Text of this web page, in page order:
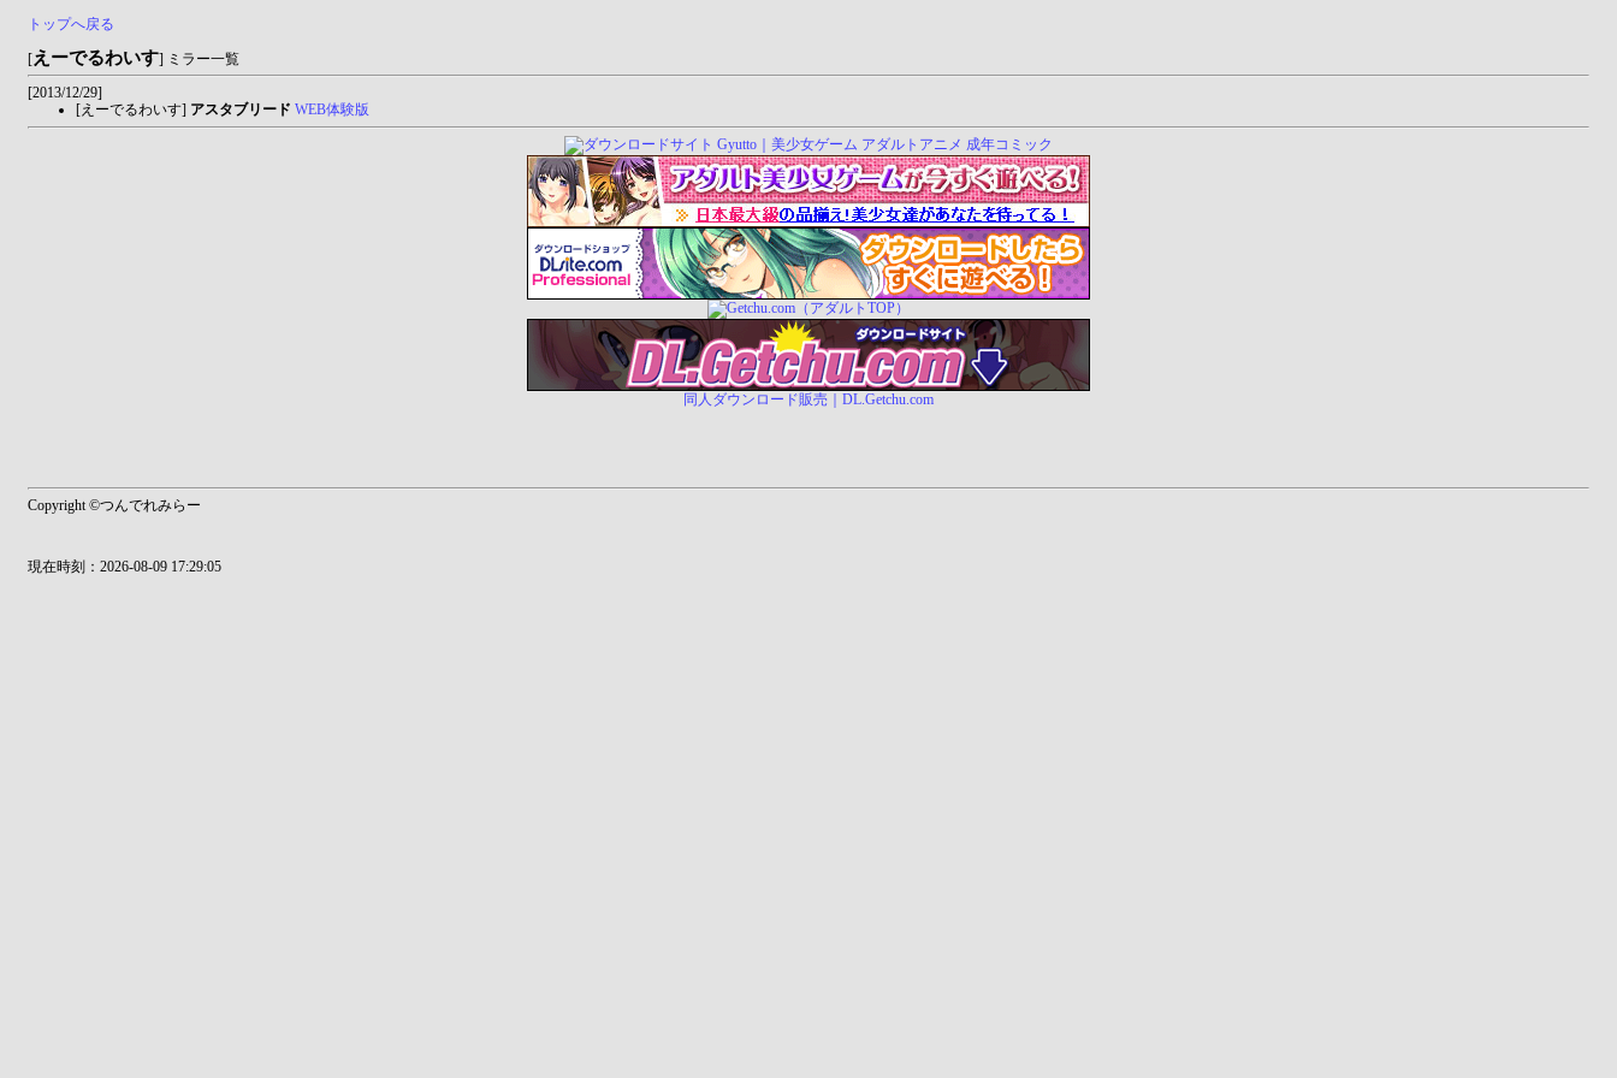
トップへ戻る
[えーでるわいす] ミラー一覧
[2013/12/29]
[えーでるわいす] アスタブリード WEB体験版
同人ダウンロード販売｜DL.Getchu.com
Copyright ©つんでれみらー
現在時刻：2026-08-09 17:29:05